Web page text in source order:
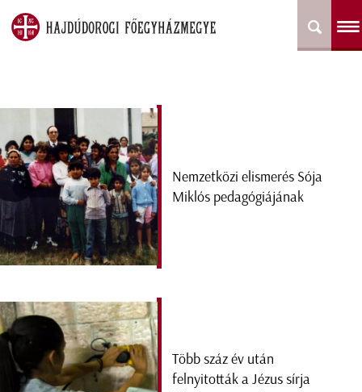
Nemzetközi elismerés Sója
Miklós pedagógiájának
Több száz év után
felnyitották a Jézus sírja